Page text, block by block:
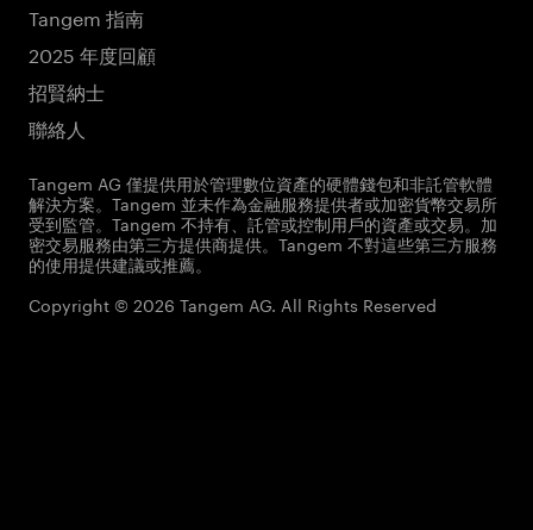
Tangem 指南
2025 年度回顧
招賢納士
聯絡人
Tangem AG 僅提供用於管理數位資產的硬體錢包和非託管軟體
解決方案。Tangem 並未作為金融服務提供者或加密貨幣交易所
受到監管。Tangem 不持有、託管或控制用戶的資產或交易。加
密交易服務由第三方提供商提供。Tangem 不對這些第三方服務
的使用提供建議或推薦。